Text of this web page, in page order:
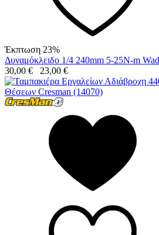
Έκπτωση 23%
Δυναμόκλειδο 1/4 240mm 5-25N-m
30,00 € 23,00 €